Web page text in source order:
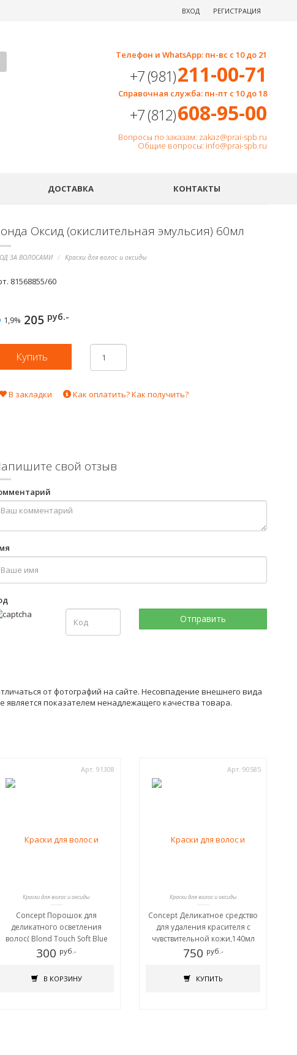
ВХОД РЕГИСТРАЦИЯ
Телефон и WhatsApp: пн-вс с 10 до 21
+7 (981)211-00-71
Справочная служба: пн-пт с 10 до 18
+7 (812)608-95-00
Вопросы по заказам: zakaz@prai-spb.ru
Общие вопросы: info@prai-spb.ru
ДОСТАВКА КОНТАКТЫ
Оксид (окислительная эмульсия) 60мл
ЗА ВОЛОСАМИ Краски для волос и оксиды
81568855/60
1,9% 205 руб.-
В закладки Как оплатить? Как получить?
свой отзыв
от фотографий на сайте. Несовпадение внешнего вида
показателем ненадлежащего качества товара.
Арт. 91308
Краски для волос и оксиды
Concept Порошок для
деликатного осветления
волос( Blond Touch Soft Blue
lightening powder ) PURE WHITE
300 руб.-
В КОРЗИНУ
Арт. 90585
Краски для волос и оксиды
Concept Деликатное средство
для удаления красителя с
чувствительной кожи,140мл
750 руб.-
КУПИТЬ